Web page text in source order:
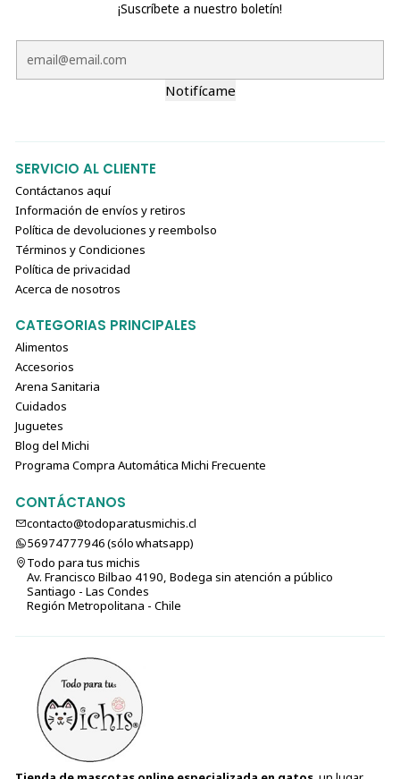
¡Suscríbete a nuestro boletín!
Notifícame
SERVICIO AL CLIENTE
Contáctanos aquí
Información de envíos y retiros
Política de devoluciones y reembolso
Términos y Condiciones
Política de privacidad
Acerca de nosotros
CATEGORIAS PRINCIPALES
Alimentos
Accesorios
Arena Sanitaria
Cuidados
Juguetes
Blog del Michi
Programa Compra Automática Michi Frecuente
CONTÁCTANOS
contacto@todoparatusmichis.cl
56974777946 (sólo⁣⁣⁣⁣⁣​​​​​​​​​​​​​​​ whatsapp)
Todo para tus michis
Av. Francisco Bilbao 4190, Bodega sin atención a público
Santiago - Las Condes
Región Metropolitana - Chile